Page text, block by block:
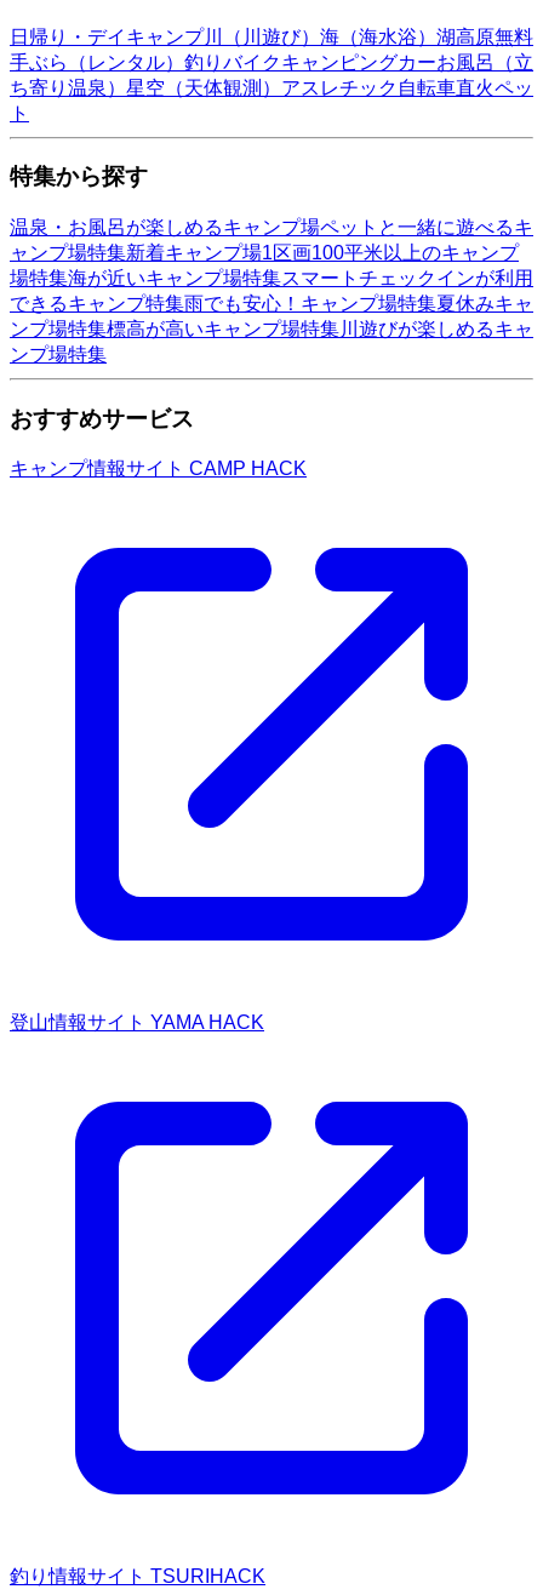
日帰り・デイキャンプ川（川遊び） 海（海水浴） 湖高原無料
手ぶら（レンタル） 釣り バイクキャンピングカーお風呂（立
ち寄り温泉） 星空（天体観測） アスレチック 自転車直火ペッ
ト
特集から探す
温泉・お風呂が楽しめるキャンプ場ペットと一緒に遊べるキ
ャンプ場特集新着キャンプ場1区画100平米以上のキャンプ
場特集海が近いキャンプ場特集スマートチェックインが利用
できるキャンプ特集雨でも安心！キャンプ場特集夏休みキャ
ンプ場特集標高が高いキャンプ場特集川遊びが楽しめるキャ
ンプ場特集
おすすめサービス
キャンプ情報サイト CAMP HACK
登山情報サイト YAMA HACK
釣り情報サイト TSURIHACK